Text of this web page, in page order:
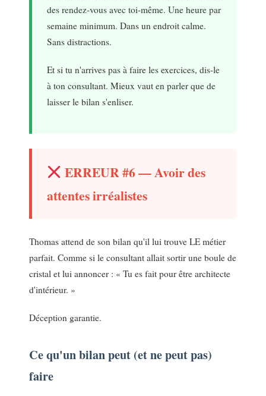
des rendez-vous avec toi-même. Une heure par
semaine minimum. Dans un endroit calme.
Sans distractions.
Et si tu n'arrives pas à faire les exercices, dis-le
à ton consultant. Mieux vaut en parler que de
laisser le bilan s'enliser.
ERREUR #6 — Avoir des
attentes irréalistes
Thomas attend de son bilan qu'il lui trouve LE métier
parfait. Comme si le consultant allait sortir une boule de
cristal et lui annoncer : « Tu es fait pour être architecte
d'intérieur. »
Déception garantie.
Ce qu'un bilan peut (et ne peut pas)
faire